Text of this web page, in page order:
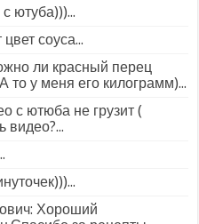
ютуба)))...
соуса...
ли красный перец
то у меня его килограмм)...
с ютюба не грузит (
видео?...
Хороший